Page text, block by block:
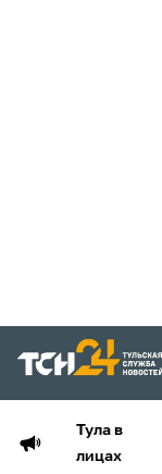
Тула в
лицах